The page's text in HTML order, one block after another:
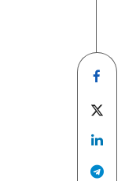
Share
on
on